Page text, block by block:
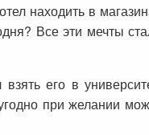
находить в
Все эти мечты
его в
при желании